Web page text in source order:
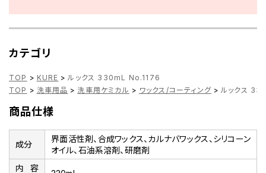
カテゴリ
TOP > KURE > ルックス 330mL No.1176
TOP > 洗車用品 > 洗車用ケミカル > ワックス/コーティング > ルックス
商品仕様
成分
界面活性剤、合成ワックス、カルナバワックス、シリコーン
オイル、石油系溶剤、研磨剤
内容